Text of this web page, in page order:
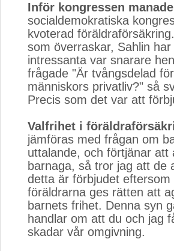
Inför kongressen manade
socialdemokratiska
kvoterad
som överraskar, Sahlin
intressanta var snarare
frågade "Är tvångsdelad
människors privatliv?" så
Precis som det var att
Valfrihet i
jämföras med frågan om
uttalande, och förtjänar
barnaga, så tror jag att de
detta är förbjudet
föräldrarna ges rätten att
barnets frihet. Denna syn
handlar om att du och jag
skadar vår omgivning.